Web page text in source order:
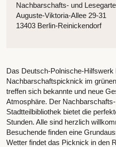
Nachbarschafts- und
Auguste-Viktoria-Allee 29-31
13403 Berlin-Reinickendorf
Das Deutsch-Polnische-Hilfswerk
Nachbarschaftspicknick im
treffen sich bekannte und neue
Atmosphäre. Der
Stadtteilbibliothek bietet die
Stunden. Alle sind herzlich
Besuchende finden eine
Wetter findet das Picknick in den